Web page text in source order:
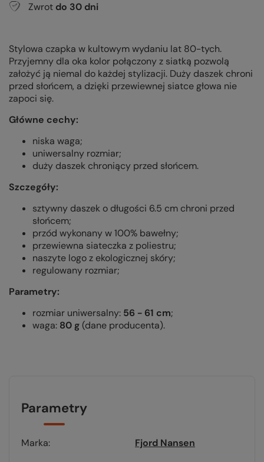
Zwrot do 30 dni
Stylowa czapka w kultowym wydaniu lat 80-tych.
Przyjemny dla oka kolor połączony z siatką pozwolą
założyć ją niemal do każdej stylizacji. Duży daszek chroni
przed słońcem, a dzięki przewiewnej siatce głowa nie
zapoci się.
Główne cechy:
niska waga;
uniwersalny rozmiar;
duży daszek chroniący przed słońcem.
Szczegóły:
sztywny daszek o długości 6.5 cm chroni przed
słońcem;
przód wykonany w 100% bawełny;
przewiewna siateczka z poliestru;
naszyte logo z ekologicznej skóry;
regulowany rozmiar;
Parametry:
rozmiar uniwersalny: 56 - 61 cm;
waga: 80 g(dane producenta).
Parametry
Marka Fjord Nansen